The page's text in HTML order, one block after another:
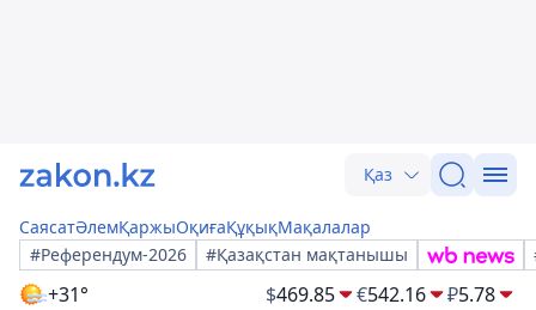
Қаз
СаясатӘлемҚаржыОқиғаҚұқықМақалалар
#Референдум-2026
#Қазақстан мақтанышы
+31° $469.85 €542.16 ₽5.78